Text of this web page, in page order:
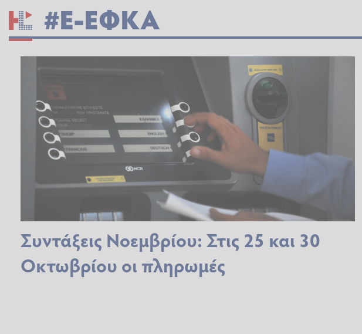
#E-ΕΦΚΑ
Συντάξεις Νοεμβρίου: Στις 25 και 30
Οκτωβρίου οι πληρωμές